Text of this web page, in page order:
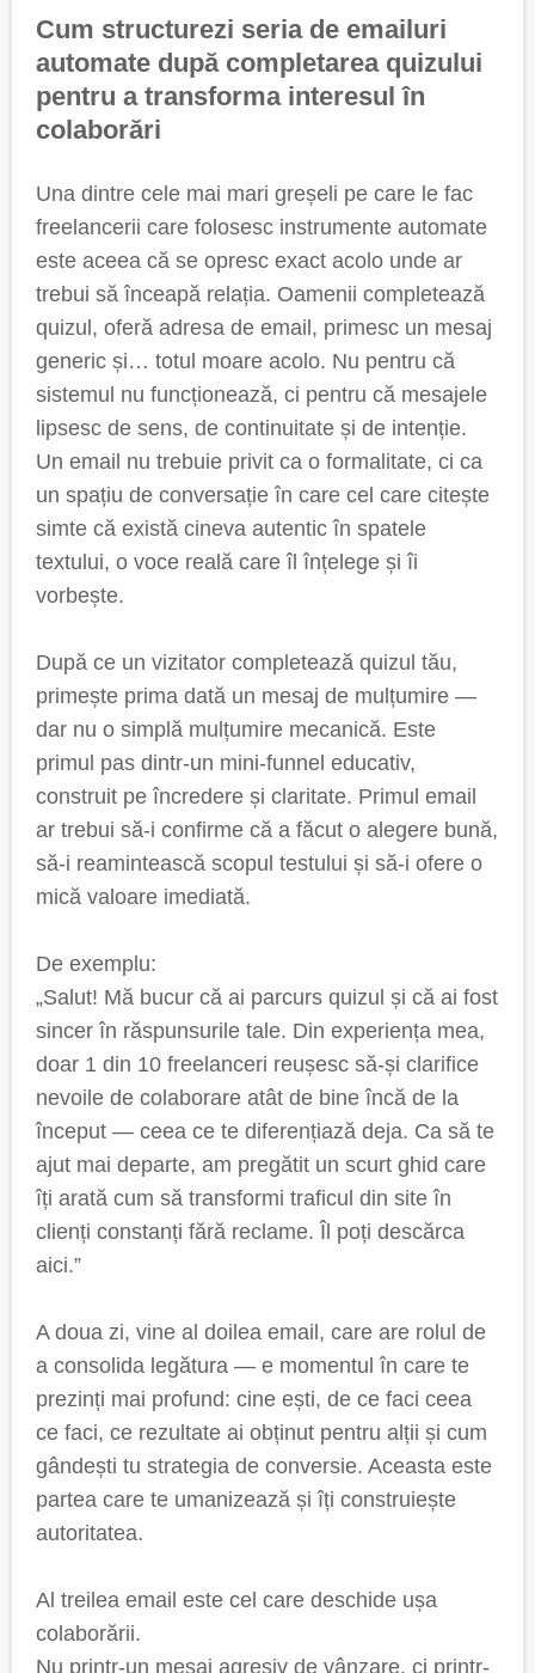
Cum structurezi seria de emailuri
automate după completarea quizului
pentru a transforma interesul în
colaborări
Una dintre cele mai mari greșeli pe care le fac
freelancerii care folosesc instrumente automate
este aceea că se opresc exact acolo unde ar
trebui să înceapă relația. Oamenii completează
quizul, oferă adresa de email, primesc un mesaj
generic și… totul moare acolo. Nu pentru că
sistemul nu funcționează, ci pentru că mesajele
lipsesc de sens, de continuitate și de intenție.
Un email nu trebuie privit ca o formalitate, ci ca
un spațiu de conversație în care cel care citește
simte că există cineva autentic în spatele
textului, o voce reală care îl înțelege și îi
vorbește.
După ce un vizitator completează quizul tău,
primește prima dată un mesaj de mulțumire —
dar nu o simplă mulțumire mecanică. Este
primul pas dintr-un mini-funnel educativ,
construit pe încredere și claritate. Primul email
ar trebui să-i confirme că a făcut o alegere bună,
să-i reamintească scopul testului și să-i ofere o
mică valoare imediată.
De exemplu:
„Salut! Mă bucur că ai parcurs quizul și că ai fost
sincer în răspunsurile tale. Din experiența mea,
doar 1 din 10 freelanceri reușesc să-și clarifice
nevoile de colaborare atât de bine încă de la
început — ceea ce te diferențiază deja. Ca să te
ajut mai departe, am pregătit un scurt ghid care
îți arată cum să transformi traficul din site în
clienți constanți fără reclame. Îl poți descărca
aici.”
A doua zi, vine al doilea email, care are rolul de
a consolida legătura — e momentul în care te
prezinți mai profund: cine ești, de ce faci ceea
ce faci, ce rezultate ai obținut pentru alții și cum
gândești tu strategia de conversie. Aceasta este
partea care te umanizează și îți construiește
autoritatea.
Al treilea email este cel care deschide ușa
colaborării.
Nu printr-un mesaj agresiv de vânzare, ci printr-